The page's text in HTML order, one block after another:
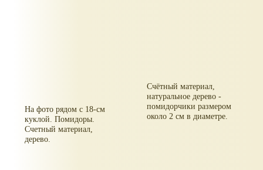
На фото рядом с 18-см
куклой. Помидоры.
Счетный материал,
дерево.
Счётный материал,
натуральное дерево -
помидорчики размером
около 2 см в диаметре.